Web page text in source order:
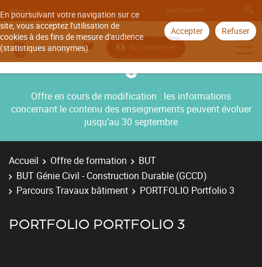
En poursuivant votre navigation sur ce
site, vous acceptez l'utilisation de
cookies à des fins de mesure d'audience
(statistiques anonymes).
Accepter Refuser
Aller à
Se connecter
Offre en cours de modification : les informations
concernant le contenu des enseignements peuvent évoluer
jusqu’au 30 septembre
Accueil Offre de formation
BUT
BUT Génie Civil - Construction Durable (GCCD)
Parcours Travaux bâtiment
PORTFOLIO Portfolio 3
PORTFOLIO PORTFOLIO 3